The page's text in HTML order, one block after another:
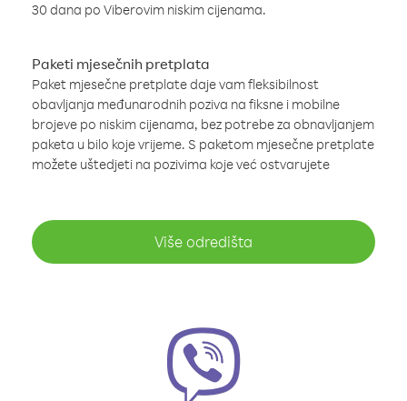
30 dana po Viberovim niskim cijenama.
Paketi mjesečnih pretplata
Paket mjesečne pretplate daje vam fleksibilnost
obavljanja međunarodnih poziva na fiksne i mobilne
brojeve po niskim cijenama, bez potrebe za obnavljanjem
paketa u bilo koje vrijeme. S paketom mjesečne pretplate
možete uštedjeti na pozivima koje već ostvarujete
Više odredišta